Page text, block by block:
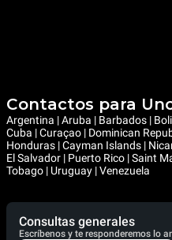
Contactos para
Argentina | Aruba | Barbados |
Cuba | Curaçao | Dominican
Honduras | Cayman Islands |
El Salvador | Puerto Rico | Saint
Tobago | Uruguay | Venezuela
Consultas generales
Escríbenos y te responderemos lo